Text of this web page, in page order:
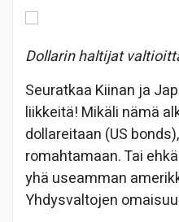
Dollarin haltijat
Seuratkaa Kiinan ja
liikkeitä! Mikäli nämä
dollareitaan (US
romahtamaan. Tai
yhä useamman
Yhdysvaltojen